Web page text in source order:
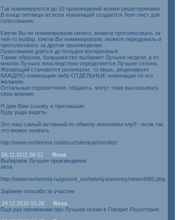
Так номинируются до 10 произведений всеми решеторянами.
В конце пятницы из всех номинаций создается Лонг-лист для
голосования.
Ежели Вы не номинировали ничего, можете проголосовать за
чей-то выбор, ежели Вы номинировали, можете передумать и
проголосовать за другое произведение.
Голосование длится до полудня воскресенья.
Таким образом, большинство выбирает Лучшее недели, а из
многих Лучших впоследствии определяется Лучшее сезона.
Желающий становится резонером, то бишь, рецензирует
КАЖДУЮ номинацию либо ОТДЕЛЬНЫЕ номинации по его
желанию.
Остальные сорешетчане, общаясь, могут тоже высказывать
свои мнения
Я даю Вам ссылку и приглашаю.
Буду рада видеть.
Это наш самый активный по обмену мнениями клуб - если так
это можно назвать
http://www.reshetoria.ru/obsuzhdeniya/shortlist/
06.11.2011 08:32
Rosa
Выбираем Лучшее произведение
лета
http://www.reshetoria.ru/govorit_reshetoriya/anonsy/news4060.php
Заранее спасибо за участие
24.12.2010 15:28
Rosa
Еще раз напоминаю про Лучшее осени в Говорит Решетория.